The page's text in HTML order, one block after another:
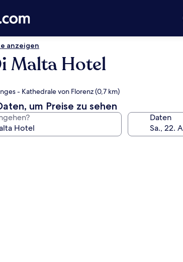
anzeigen
Malta Hotel
- Kathedrale von Florenz (0,7 km)
um Preise zu sehen
Daten